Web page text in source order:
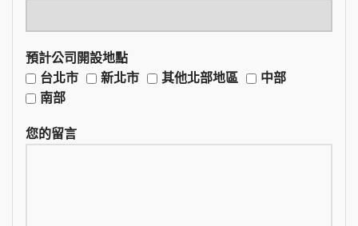
預計公司開設地點
台北市
新北市 其他北部地區
中部
南部
您的留言